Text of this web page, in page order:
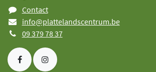
Contact
info@plattelandscentrum.be
09 379 78 37